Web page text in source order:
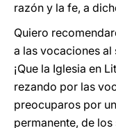
razón y la fe, a
Quiero
a las vocaciones
¡Que la Iglesia en
rezando por las
preocuparos por
permanente, de